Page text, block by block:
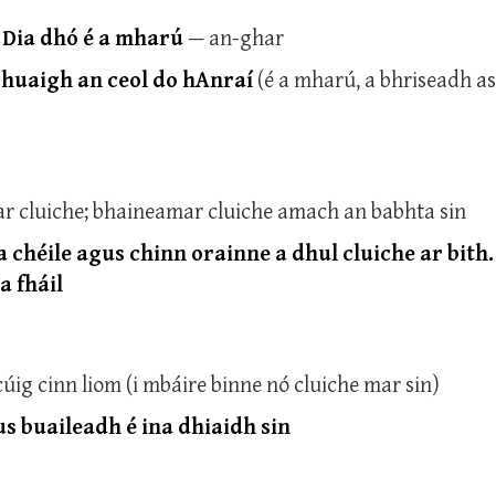
dhó é a mharú— an-ghar
an ceol do hAnraí(é a mharú, a bhriseadh
cluiche; bhaineamar cluiche amach an babhta sin
chéile agus chinn orainne a dhul cluiche ar bith.
fháil
cinn liom (i mbáire binne nó cluiche mar sin)
buaileadh é ina dhiaidh sin